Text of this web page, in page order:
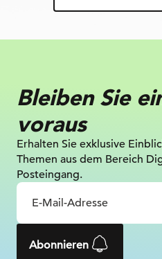
Bleiben Sie
voraus
Erhalten Sie exklusive
Themen aus dem Bereich
Posteingang.
Abonnieren